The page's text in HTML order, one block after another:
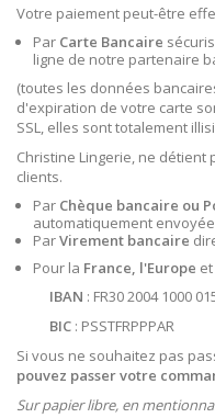
Votre paiement peut-être
Par Carte Bancaire
ligne de notre partenaire
(toutes les données
d'expiration de votre carte
SSL, elles sont totalement
Christine Lingerie, ne
clients.
Par Chèque bancaire ou
automatiquement
ParVirement bancaire
Pour la France, l'Europe et
IBAN : FR30 2004 1000
BIC : PSSTFRPPPAR
Si vous ne souhaitez pas
pouvez passer votre
Sur papier libre, en